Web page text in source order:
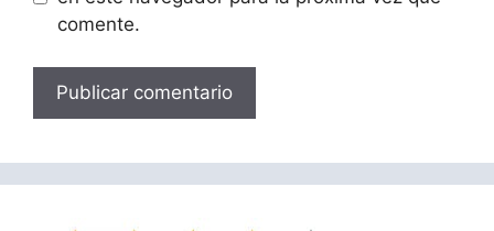
comente.